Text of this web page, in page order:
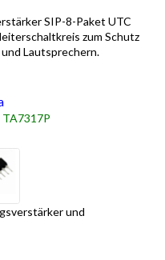
SIP-8-Paket UTC
zum Schutz
Lautsprechern.
TA7317P
und